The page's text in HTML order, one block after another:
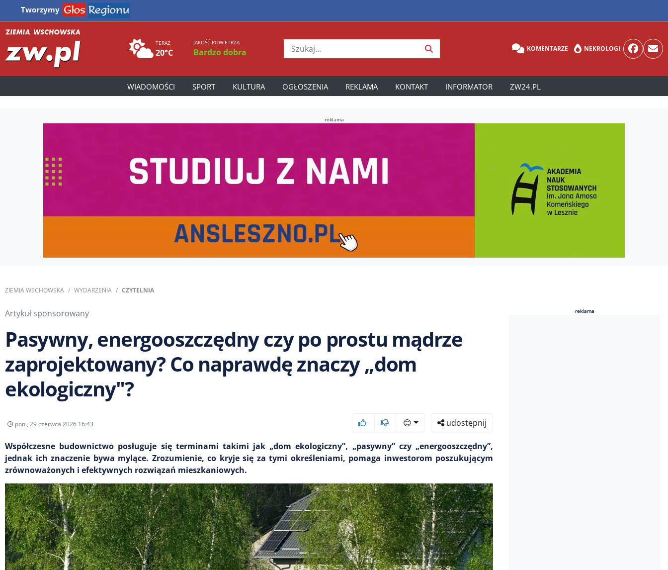
Tworzymy
TERAZ
20°C
JAKOŚĆ POWIETRZA
Bardzo dobra KOMENTARZE NEKROLOGI
WIADOMOŚCI SPORT KULTURA OGŁOSZENIA REKLAMA KONTAKT INFORMATOR ZW24.PL
reklama
ZIEMIA WSCHOWSKA WYDARZENIA CZYTELNIA
Artykuł sponsorowany
Pasywny, energooszczędny czy po prostu mądrze
zaprojektowany? Co naprawdę znaczy „dom
ekologiczny"?
pon., 29 czerwca 2026 16:43 😊 udostępnij
Współczesne budownictwo posługuje się terminami takimi jak „dom ekologiczny”, „pasywny” czy „energooszczędny”,
jednak ich znaczenie bywa mylące. Zrozumienie, co kryje się za tymi określeniami, pomaga inwestorom poszukującym
zrównoważonych i efektywnych rozwiązań mieszkaniowych.
reklama
reklama